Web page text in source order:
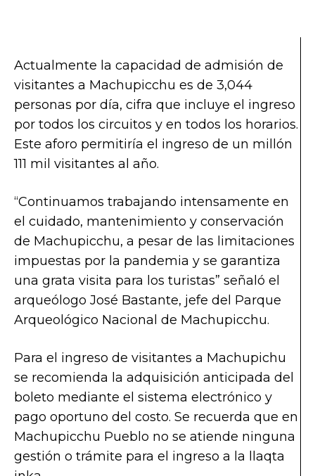
Actualmente la capacidad de admisión de
visitantes a Machupicchu es de 3,044
personas por día, cifra que incluye el ingreso
por todos los circuitos y en todos los horarios.
Este aforo permitiría el ingreso de un millón
111 mil visitantes al año.
“Continuamos trabajando intensamente en
el cuidado, mantenimiento y conservación
de Machupicchu, a pesar de las limitaciones
impuestas por la pandemia y se garantiza
una grata visita para los turistas” señaló el
arqueólogo José Bastante, jefe del Parque
Arqueológico Nacional de Machupicchu.
Para el ingreso de visitantes a Machupichu
se recomienda la adquisición anticipada del
boleto mediante el sistema electrónico y
pago oportuno del costo. Se recuerda que en
Machupicchu Pueblo no se atiende ninguna
gestión o trámite para el ingreso a la llaqta